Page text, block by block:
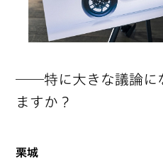
──特に大きな議論に
ますか？
栗城